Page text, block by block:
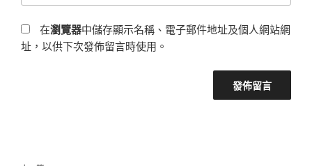
在瀏覽器中儲存顯示名稱、電子郵件地址及個人網站網
址，以供下次發佈留言時使用。
文